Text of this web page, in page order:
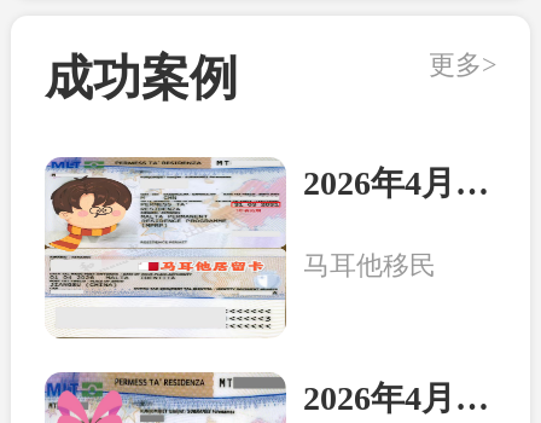
成功案例 更多>
2026年4月21日：马耳他客户顺利收到永居卡
马耳他移民
2026年4月8日：马耳他客户一家三口收到永居卡